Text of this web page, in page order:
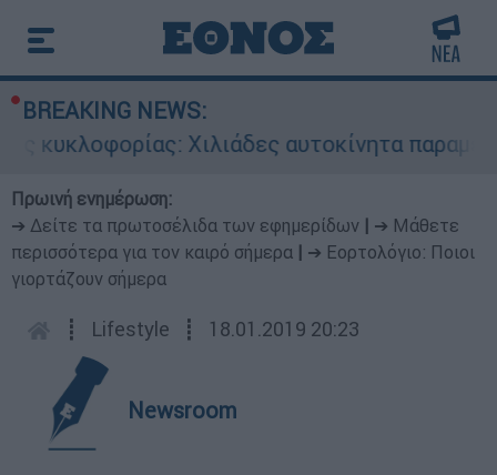
BREAKING NEWS:
κυκλοφορίας: Χιλιάδες αυτοκίνητα
Πρωινή ενημέρωση:
➔ Δείτε τα πρωτοσέλιδα των εφημερίδων
➔ Μάθετε
περισσότερα για τον καιρό σήμερα
➔ Εορτολόγιο: Ποιοι
γιορτάζουν σήμερα
┋ Lifestyle ┋ 18.01.2019 20:23
Newsroom